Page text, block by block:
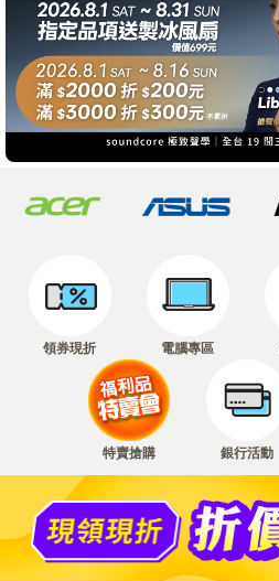
領券現折 電腦專區
特賣搶購 銀行活動